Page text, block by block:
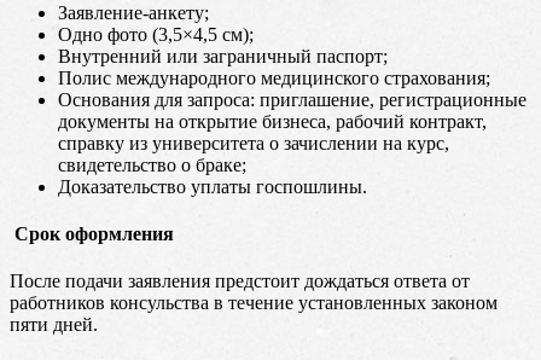
Заявление-анкету;
Одно фото (3,5×4,5 см);
Внутренний или заграничный паспорт;
Полис международного медицинского страхования;
Основания для запроса: приглашение, регистрационные
документы на открытие бизнеса, рабочий контракт,
справку из университета о зачислении на курс,
свидетельство о браке;
Доказательство уплаты госпошлины.
Срок оформления
После подачи заявления предстоит дождаться ответа от
работников консульства в течение установленных законом
пяти дней.